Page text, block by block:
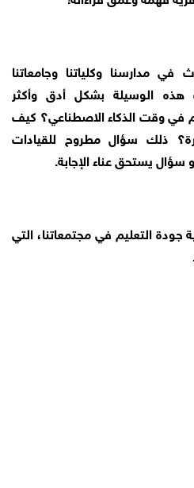
مدارسنا وكلياتنا وجامعاتنا
هذه الوسيلة بشكل أدق وأكثر
في وقت الذكاء الاصطناعي؟ كيف
ذلك سؤال مطروح للقيادات
سؤال يستحق عناء الإجابة.
جودة التعليم في مجتمعاتنا، التي